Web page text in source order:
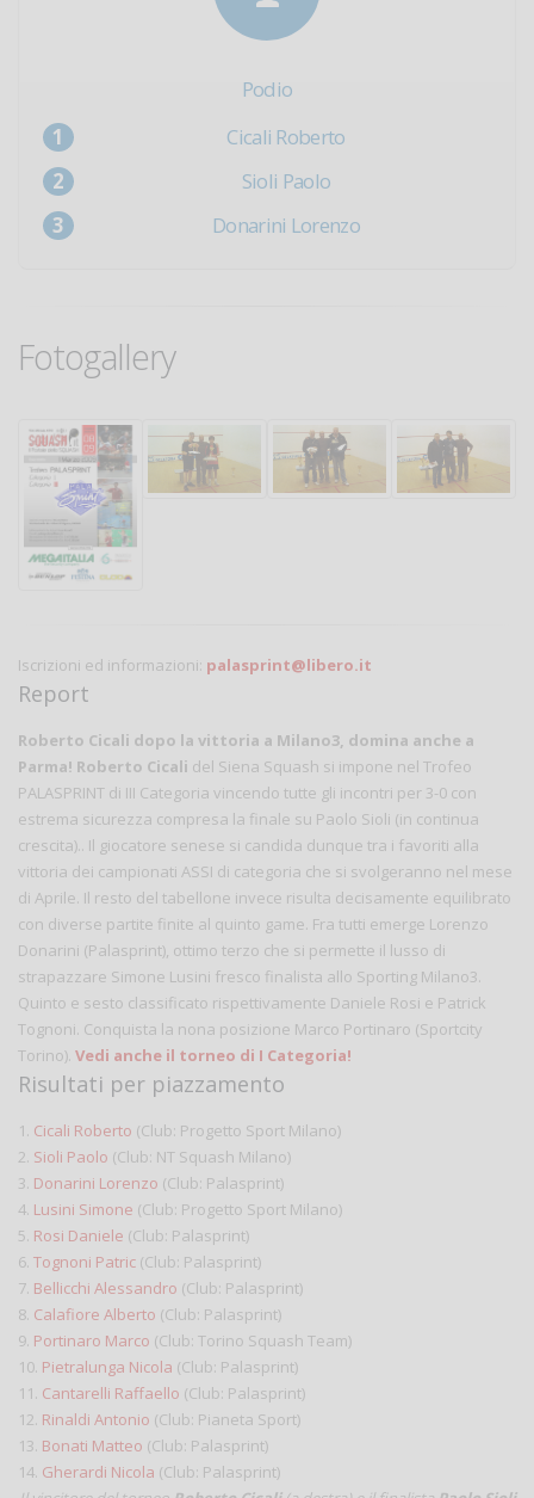
Podio
Cicali Roberto
Sioli Paolo
Donarini Lorenzo
Fotogallery
Iscrizioni ed informazioni: palasprint@libero.it
Report
Roberto Cicali dopo la vittoria a Milano3, domina anche a
Parma! Roberto Cicali del Siena Squash si impone nel Trofeo
PALASPRINT di III Categoria vincendo tutte gli incontri per 3-0 con
estrema sicurezza compresa la finale su Paolo Sioli (in continua
crescita).. Il giocatore senese si candida dunque tra i favoriti alla
vittoria dei campionati ASSI di categoria che si svolgeranno nel mese
di Aprile. Il resto del tabellone invece risulta decisamente equilibrato
con diverse partite finite al quinto game. Fra tutti emerge Lorenzo
Donarini (Palasprint), ottimo terzo che si permette il lusso di
strapazzare Simone Lusini fresco finalista allo Sporting Milano3.
Quinto e sesto classificato rispettivamente Daniele Rosi e Patrick
Tognoni. Conquista la nona posizione Marco Portinaro (Sportcity
Torino). Vedi anche il torneo di I Categoria!
Risultati per piazzamento
1. Cicali Roberto (Club: Progetto Sport Milano)
2. Sioli Paolo (Club: NT Squash Milano)
3. Donarini Lorenzo (Club: Palasprint)
4. Lusini Simone (Club: Progetto Sport Milano)
5. Rosi Daniele (Club: Palasprint)
6. Tognoni Patric (Club: Palasprint)
7. Bellicchi Alessandro (Club: Palasprint)
8. Calafiore Alberto (Club: Palasprint)
9. Portinaro Marco (Club: Torino Squash Team)
10. Pietralunga Nicola (Club: Palasprint)
11. Cantarelli Raffaello (Club: Palasprint)
12. Rinaldi Antonio (Club: Pianeta Sport)
13. Bonati Matteo (Club: Palasprint)
14. Gherardi Nicola (Club: Palasprint)